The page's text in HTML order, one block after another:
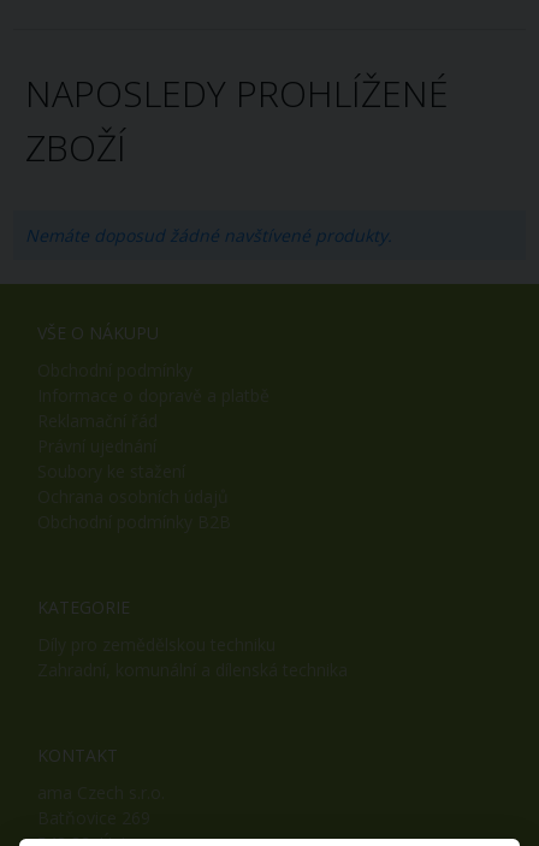
NAPOSLEDY PROHLÍŽENÉ
ZBOŽÍ
Nemáte doposud žádné navštívené produkty.
VŠE O NÁKUPU
KATEGORIE
KONTAKT